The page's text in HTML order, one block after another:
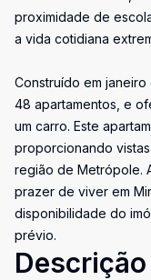
proximidade de
a vida cotidiana
Construído em janeiro
48 apartamentos, e
um carro. Este
proporcionando
região de Metrópole.
prazer de viver em
disponibilidade do
prévio.